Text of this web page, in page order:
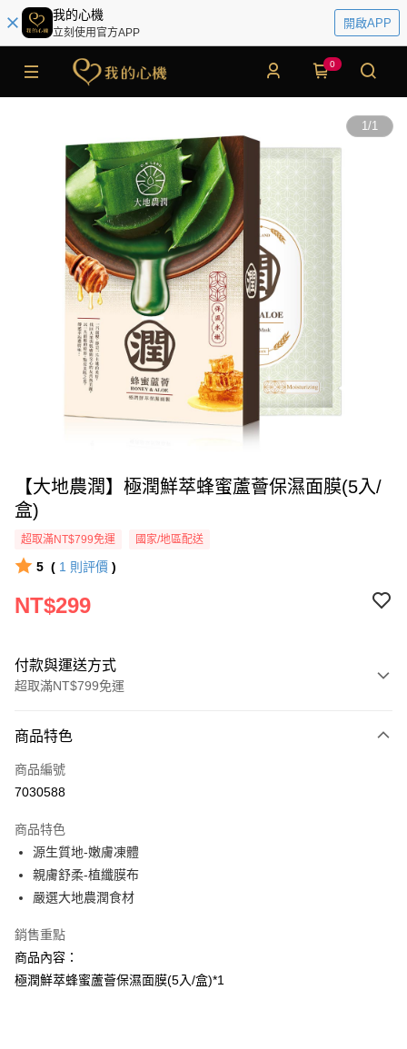
我的心機
立刻使用官方APP
開啟APP
0
1/1
【大地農潤】極潤鮮萃蜂蜜蘆薈保濕面膜(5入/
盒)
超取滿NT$799免運 國家/地區配送
5 ( 1 則評價 )
NT$299
付款與運送方式
超取滿NT$799免運
信用卡一次付款
超商取貨付款
Apple Pay
街口支付
AFTEE先享後付
相關說明
商品特色
商品編號
7030588
商品特色
源生質地-嫩膚凍體
親膚舒柔-植纖膜布
嚴選大地農潤食材
銷售重點
商品內容：
極潤鮮萃蜂蜜蘆薈保濕面膜(5入/盒)*1